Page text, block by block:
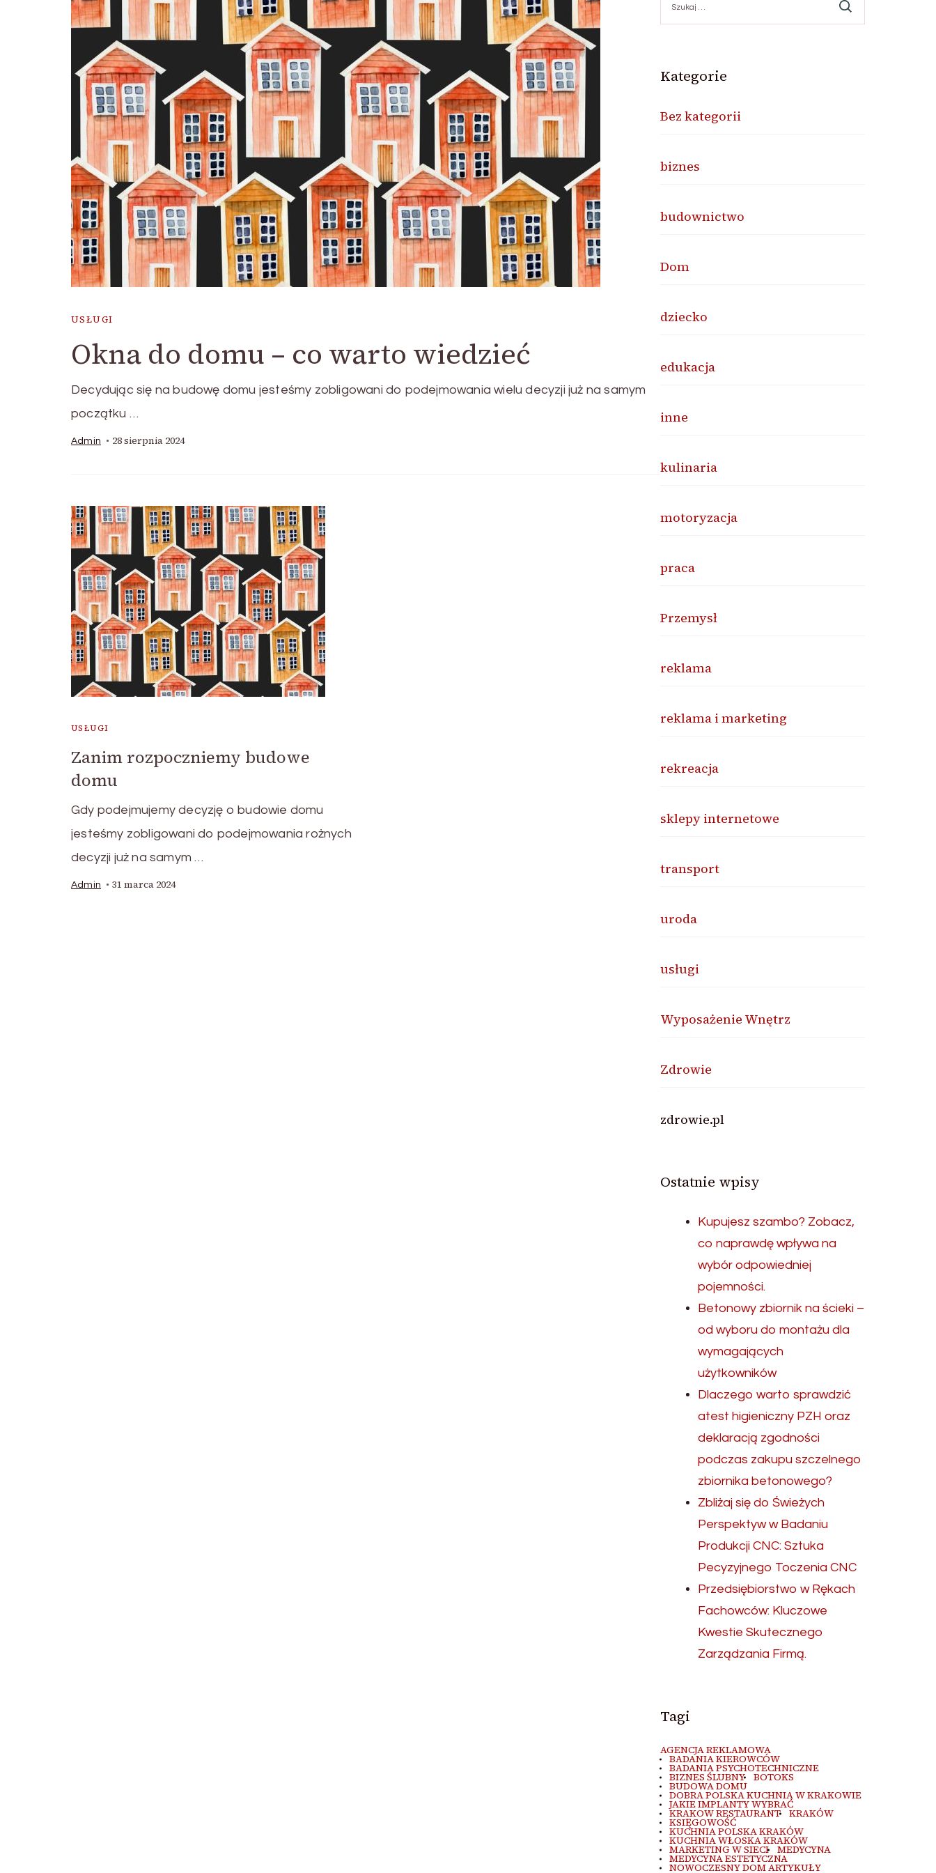
USŁUGI
Okna do domu – co warto wiedzieć
Decydując się na budowę domu jesteśmy zobligowani do podejmowania wielu decyzji już na samym
początku …
Admin 28 sierpnia 2024
USŁUGI
Zanim rozpoczniemy budowe
domu
Gdy podejmujemy decyzję o budowie domu
jesteśmy zobligowani do podejmowania rożnych
decyzji już na samym …
Admin 31 marca 2024
Kategorie
Bez kategorii
biznes
budownictwo
Dom
dziecko
edukacja
inne
kulinaria
motoryzacja
praca
Przemysł
reklama
reklama i marketing
rekreacja
sklepy internetowe
transport
uroda
usługi
Wyposażenie Wnętrz
Zdrowie
zdrowie.pl
Ostatnie wpisy
Kupujesz szambo? Zobacz,
co naprawdę wpływa na
wybór odpowiedniej
pojemności.
Betonowy zbiornik na ścieki –
od wyboru do montażu dla
wymagających
użytkowników
Dlaczego warto sprawdzić
atest higieniczny PZH oraz
deklaracją zgodności
podczas zakupu szczelnego
zbiornika betonowego?
Zbliżaj się do Świeżych
Perspektyw w Badaniu
Produkcji CNC: Sztuka
Pecyzyjnego Toczenia CNC
Przedsiębiorstwo w Rękach
Fachowców: Kluczowe
Kwestie Skutecznego
Zarządzania Firmą.
Tagi
AGENCJA REKLAMOWA
BADANIA KIEROWCÓW
BADANIA PSYCHOTECHNICZNE
BIZNES ŚLUBNY BOTOKS
BUDOWA DOMU
DOBRA POLSKA KUCHNIA W KRAKOWIE
JAKIE IMPLANTY WYBRAĆ
KRAKOW RESTAURANT KRAKÓW
KSIĘGOWOŚĆ
KUCHNIA POLSKA KRAKÓW
KUCHNIA WŁOSKA KRAKÓW
MARKETING W SIECI MEDYCYNA
MEDYCYNA ESTETYCZNA
NOWOCZESNY DOM ARTYKUŁY